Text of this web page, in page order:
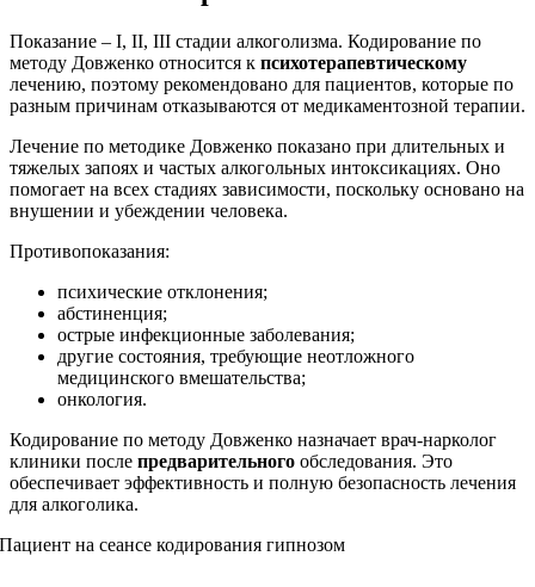
Показание – I, II, III стадии алкоголизма. Кодирование по
методу Довженко относится к психотерапевтическому
лечению, поэтому рекомендовано для пациентов, которые по
разным причинам отказываются от медикаментозной терапии.
Лечение по методике Довженко показано при длительных и
тяжелых запоях и частых алкогольных интоксикациях. Оно
помогает на всех стадиях зависимости, поскольку основано на
внушении и убеждении человека.
Противопоказания:
психические отклонения;
абстиненция;
острые инфекционные заболевания;
другие состояния, требующие неотложного
медицинского вмешательства;
онкология.
Кодирование по методу Довженко назначает врач-нарколог
клиники после предварительного обследования. Это
обеспечивает эффективность и полную безопасность лечения
для алкоголика.